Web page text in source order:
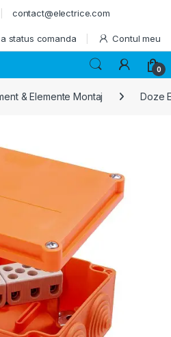
contact@electrice.com
status comanda Contul meu
0
& Elemente Montaj Doze